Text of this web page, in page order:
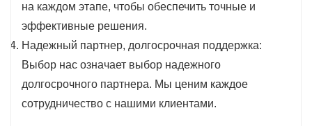
на каждом этапе, чтобы обеспечить точные и
эффективные решения.
Надежный партнер, долгосрочная поддержка:
Выбор нас означает выбор надежного
долгосрочного партнера. Мы ценим каждое
сотрудничество с нашими клиентами.